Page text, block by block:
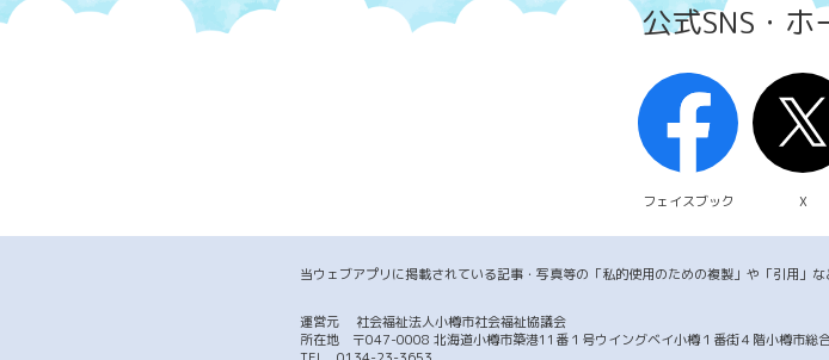
公式SNS・ホ
フェイスブック X
当ウェブアプリに掲載されている記事・写真等の「私的使用のための複製」や「引用」
運営元 社会福祉法人小樽市社会福祉協議会
所在地 〒047-0008 北海道小樽市築港11番１号ウイングベイ小樽１番街４階小樽市総